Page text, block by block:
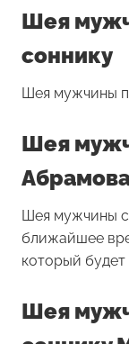
Шея
соннику
Шея мужчины
Шея
Шея мужчины
ближайшее
который будет
Шея